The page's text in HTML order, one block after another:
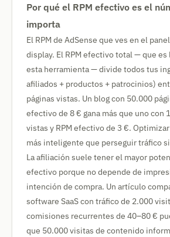
Por qué el RPM efectivo es el
importa
El RPM de AdSense que ves en el
display. El RPM efectivo total — que es
esta herramienta — divide todos tus
afiliados + productos + patrocinios)
páginas vistas. Un blog con 50.000
efectivo de 8 € gana más que uno con
vistas y RPM efectivo de 3 €.
más inteligente que perseguir tráfico
La afiliación suele tener el mayor
efectivo porque no depende de
intención de compra. Un artículo
software SaaS con tráfico de 2.000
comisiones recurrentes de 40–80 €
que 50.000 visitas de contenido